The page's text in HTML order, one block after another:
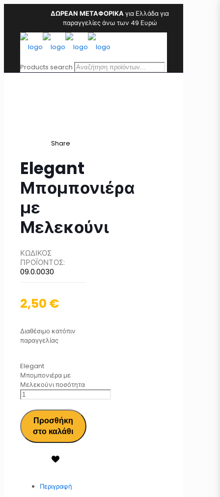
ΔΩΡΕΑΝ ΜΕΤΑΦΟΡΙΚΑγια Ελλάδα για
παραγγελίες άνω των 49 Ευρώ
Products search
Share
Elegant
Μπομπονιέρα
με
Μελεκούνι
ΚΩΔΙΚΟΣ
ΠΡΟΪΟΝΤΟΣ:
09.0.0030
2,50 €
Διαθέσιμο κατόπιν
παραγγελίας
Elegant
Μπομπονιέρα με
Μελεκούνι ποσότητα
Προσθήκη
στο καλάθι
Περιγραφή